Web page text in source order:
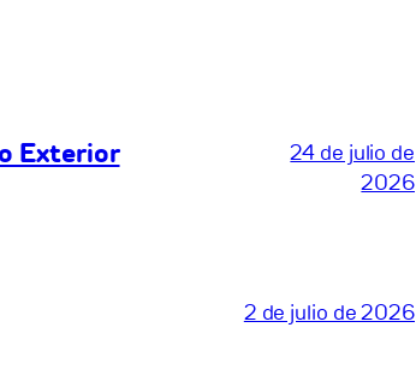
Exterior
24 de julio de
2026
2 de julio de 2026